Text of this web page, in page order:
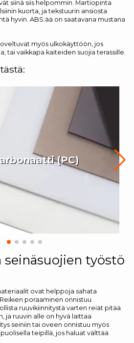
siinä siis helpommin. Martiopinta
kuorta, ja tekstuurin ansiosta
hyvin. ABS:ää on saatavana mustana
myös ulkokäyttöön, jos
tai vaikkapa kaiteiden suojia terassille.
(PC)
seinäsuojien työstö
ovat helppoja sahata
poraaminen onnistuu
ruuvikiinnitystä varten reiät pitää
ja ruuvin alle on hyvä laittaa
seiniin tai oveen onnistuu myös
teipillä, jos haluat välttää